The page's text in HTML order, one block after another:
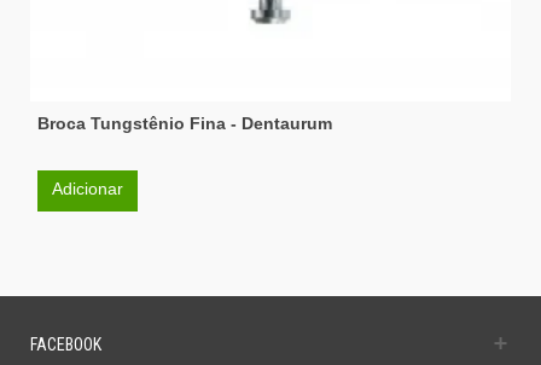
Broca Tungstênio Fina - Dentaurum
Adicionar
FACEBOOK